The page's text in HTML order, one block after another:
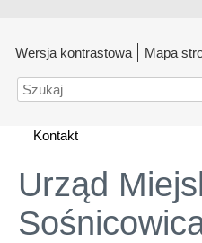
Wersja kontrastowa Mapa
Szukaj
Kontakt
Urząd